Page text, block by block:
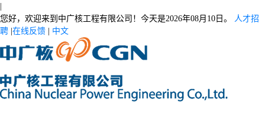
您好，欢迎来到中广核工程有限公司！今天是2026年08月10日。
人才招
聘 在线反馈 中文